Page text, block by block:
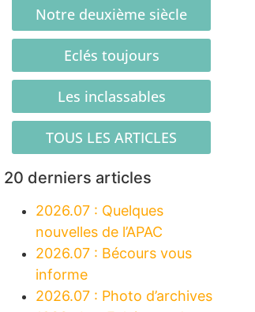
Notre deuxième siècle
Eclés toujours
Les inclassables
TOUS LES ARTICLES
20 derniers articles
2026.07 : Quelques
nouvelles de l’APAC
2026.07 : Bécours vous
informe
2026.07 : Photo d’archives